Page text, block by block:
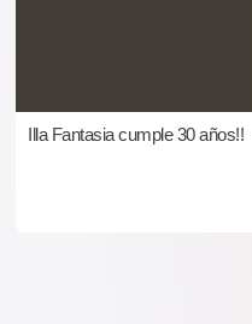
Illa Fantasia cumple 30 años!!